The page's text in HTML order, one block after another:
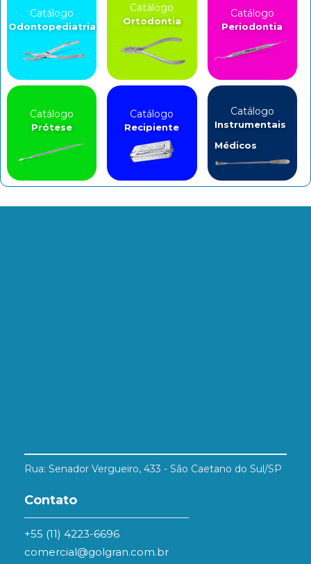
Catálogo
Odontopediatria
Catálogo
Ortodontia
Catálogo
Periodontia
Catálogo
Prótese
Catálogo
Recipiente
Catálogo
Instrumentais
Médicos
Rua: Senador Vergueiro, 433 - São Caetano do Sul/SP
Contato
+55 (11) 4223-6696
comercial@golgran.com.br